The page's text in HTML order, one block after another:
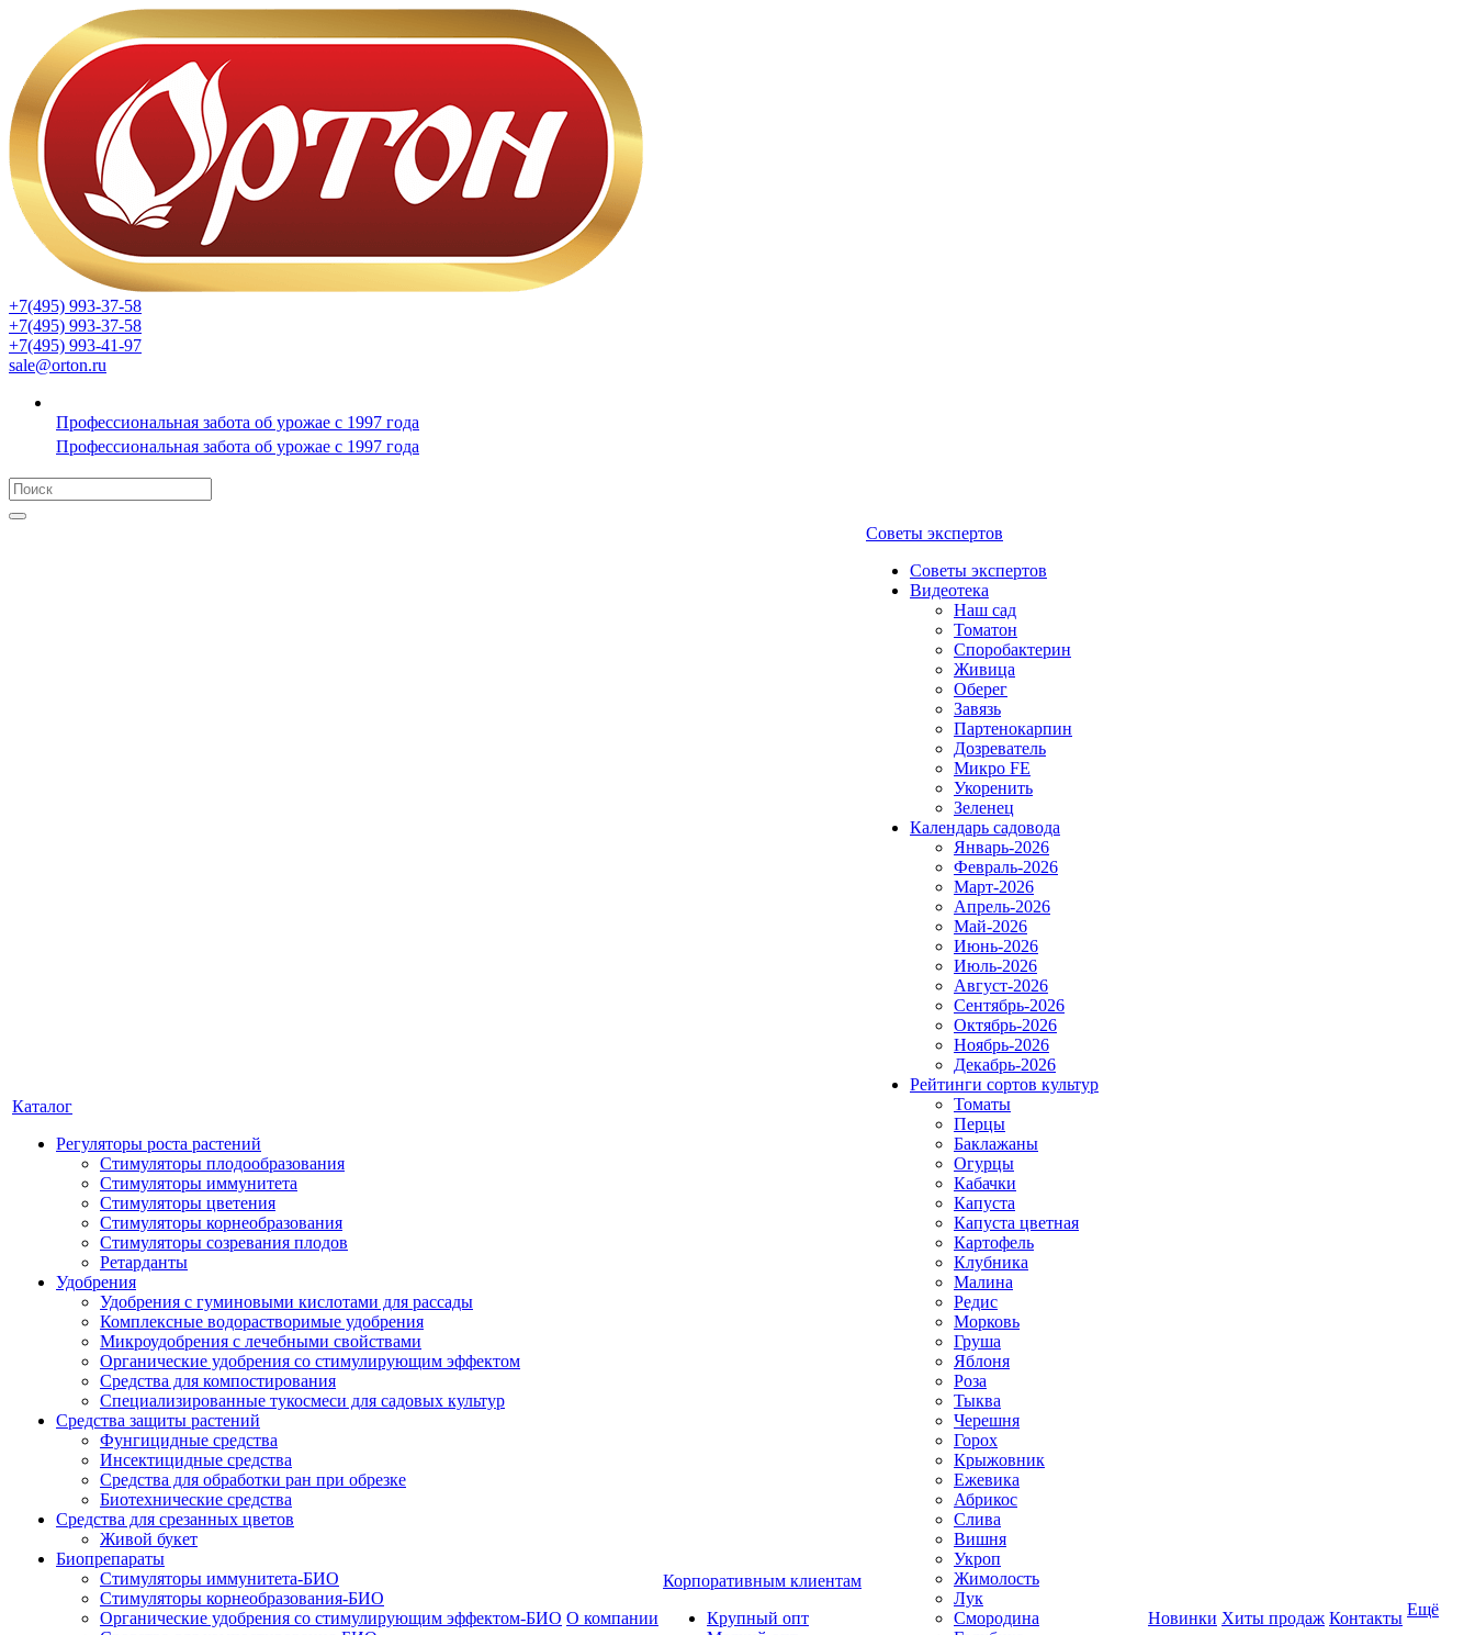
+7(495) 993-37-58
+7(495) 993-37-58
+7(495) 993-41-97
sale@orton.ru
Профессиональная забота об урожае с 1997 года
Профессиональная забота об урожае с 1997 года
Каталог
Регуляторы роста растений
Стимуляторы плодообразования
Стимуляторы иммунитета
Стимуляторы цветения
Стимуляторы корнеобразования
Стимуляторы созревания плодов
Ретарданты
Удобрения
Удобрения с гуминовыми кислотами для рассады
Комплексные водорастворимые удобрения
Микроудобрения с лечебными свойствами
Органические удобрения со стимулирующим эффектом
Средства для компостирования
Специализированные тукосмеси для садовых культур
Средства защиты растений
Фунгицидные средства
Инсектицидные средства
Средства для обработки ран при обрезке
Биотехнические средства
Средства для срезанных цветов
Живой букет
Биопрепараты
Стимуляторы иммунитета-БИО
Стимуляторы корнеобразования-БИО
Органические удобрения со стимулирующим эффектом-БИО О компании
Корпоративным клиентам
Крупный опт
Советы экспертов
Советы экспертов
Видеотека
Наш сад
Томатон
Споробактерин
Живица
Оберег
Завязь
Партенокарпин
Дозреватель
Микро FE
Укоренить
Зеленец
Календарь садовода
Январь-2026
Февраль-2026
Март-2026
Апрель-2026
Май-2026
Июнь-2026
Июль-2026
Август-2026
Сентябрь-2026
Октябрь-2026
Ноябрь-2026
Декабрь-2026
Рейтинги сортов культур
Томаты
Перцы
Баклажаны
Огурцы
Кабачки
Капуста
Капуста цветная
Картофель
Клубника
Малина
Редис
Морковь
Груша
Яблоня
Роза
Тыква
Черешня
Горох
Крыжовник
Ежевика
Абрикос
Слива
Вишня
Укроп
Жимолость
Лук
Смородина
Новинки Хиты продаж Контакты Ещё